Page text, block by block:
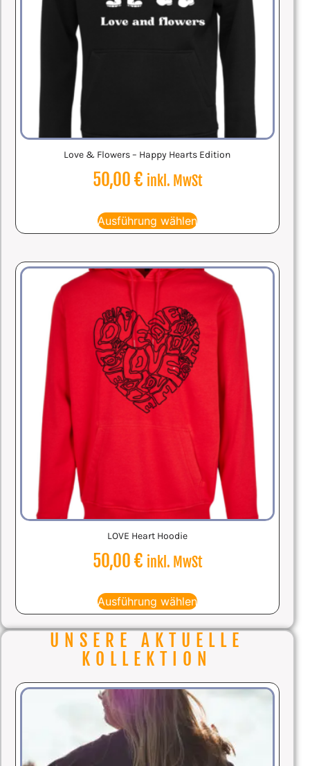
Love & Flowers – Happy Hearts Edition
50,00€ inkl. MwSt
Ausführung wählen
LOVE Heart Hoodie
50,00€ inkl. MwSt
Ausführung wählen
UNSERE AKTUELLE
KOLLEKTION